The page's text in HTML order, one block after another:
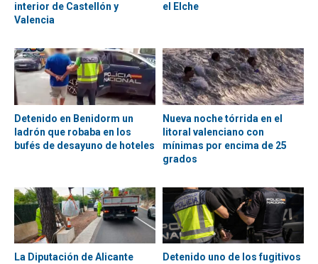
interior de Castellón y
Valencia
el Elche
Detenido en Benidorm un
ladrón que robaba en los
bufés de desayuno de hoteles
Nueva noche tórrida en el
litoral valenciano con
mínimas por encima de 25
grados
La Diputación de Alicante
Detenido uno de los fugitivos